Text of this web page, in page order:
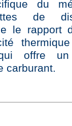
du
de
le rapport
offre un
carburant.